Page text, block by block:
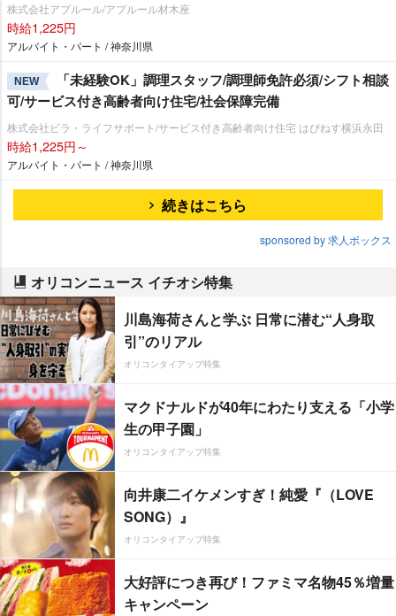
株式会社アプルール/アプルール材木座
時給1,225円
アルバイト・パート / 神奈川県
NEW
「未経験OK」調理スタッフ/調理師免許必須/シフト相談
可/サービス付き高齢者向け住宅/社会保障完備
株式会社ビラ・ライフサポート/サービス付き高齢者向け住宅 はぴねす横浜永田
時給1,225円～
アルバイト・パート / 神奈川県
続きはこちら
sponsored by 求人ボックス
オリコンニュース イチオシ特集
川島海荷さんと学ぶ 日常に潜む“人身取
引”のリアル
オリコンタイアップ特集
マクドナルドが40年にわたり支える「小学
生の甲子園」
オリコンタイアップ特集
向井康二イケメンすぎ！純愛『（LOVE
SONG）』
オリコンタイアップ特集
大好評につき再び！ファミマ名物45％増量
キャンペーン